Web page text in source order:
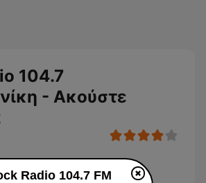
104.7
- Ακούστε
Radio 104.7 FM